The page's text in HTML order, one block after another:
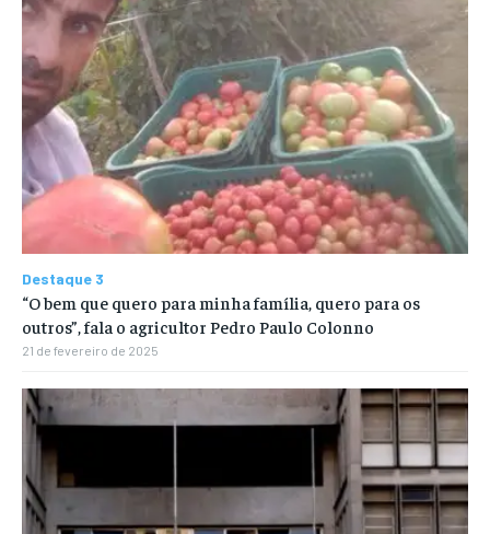
Destaque 3
“O bem que quero para minha família, quero para os
outros”, fala o agricultor Pedro Paulo Colonno
21 de fevereiro de 2025